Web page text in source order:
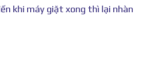
khi máy giặt xong thì lại nhàn